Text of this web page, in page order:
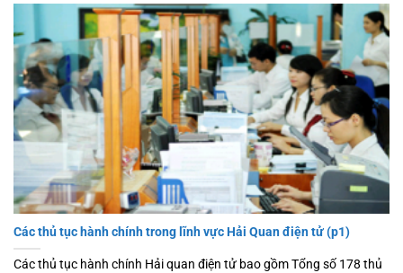
Các thủ tục hành chính trong lĩnh vực Hải Quan điện tử (p1)
Các thủ tục hành chính Hải quan điện tử bao gồm Tổng số 178 thủ